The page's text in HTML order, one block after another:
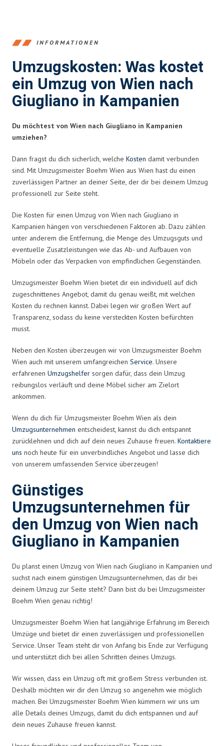
INFORMATIONEN
Umzugskosten: Was kostet
ein Umzug von Wien nach
Giugliano in Kampanien
Du möchtest von Wien nach Giugliano in Kampanien
umziehen?
Dann fragst du dich sicherlich, welche Kosten damit verbunden
sind. Mit Umzugsmeister Boehm Wien aus Wien hast du einen
zuverlässigen Partner an deiner Seite, der dir bei deinem Umzug
professionell zur Seite steht.
Die Kosten für einen Umzug von Wien nach Giugliano in
Kampanien hängen von verschiedenen Faktoren ab. Dazu zählen
unter anderem die Entfernung, die Menge des Umzugsguts und
eventuelle Zusatzleistungen wie das Ab- und Aufbauen von
Möbeln oder das Verpacken von empfindlichen Gegenständen.
Umzugsmeister Boehm Wien bietet dir ein individuell auf dich
zugeschnittenes Angebot, damit du genau weißt, mit welchen
Kosten du rechnen kannst. Dabei legen wir großen Wert auf
Transparenz, sodass du keine versteckten Kosten befürchten
musst.
Neben den Kosten überzeugen wir von Umzugsmeister Boehm
Wien auch mit unserem umfangreichen Service. Unsere
erfahrenen Umzugshelfer sorgen dafür, dass dein Umzug
reibungslos verläuft und deine Möbel sicher am Zielort
ankommen.
Wenn du dich für Umzugsmeister Boehm Wien als dein
Umzugsunternehmen entscheidest, kannst du dich entspannt
zurücklehnen und dich auf dein neues Zuhause freuen. Kontaktiere
uns noch heute für ein unverbindliches Angebot und lasse dich
von unserem umfassenden Service überzeugen!
Günstiges
Umzugsunternehmen für
den Umzug von Wien nach
Giugliano in Kampanien
Du planst einen Umzug von Wien nach Giugliano in Kampanien und
suchst nach einem günstigen Umzugsunternehmen, das dir bei
deinem Umzug zur Seite steht? Dann bist du bei Umzugsmeister
Boehm Wien genau richtig!
Umzugsmeister Boehm Wien hat langjährige Erfahrung im Bereich
Umzüge und bietet dir einen zuverlässigen und professionellen
Service. Unser Team steht dir von Anfang bis Ende zur Verfügung
und unterstützt dich bei allen Schritten deines Umzugs.
Wir wissen, dass ein Umzug oft mit großem Stress verbunden ist.
Deshalb möchten wir dir den Umzug so angenehm wie möglich
machen. Bei Umzugsmeister Boehm Wien kümmern wir uns um
alle Details deines Umzugs, damit du dich entspannen und auf
dein neues Zuhause freuen kannst.